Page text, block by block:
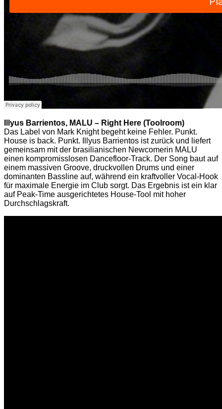
Illyus Barrientos, MALU – Right Here (Toolroom)
Das Label von Mark Knight begeht keine Fehler. Punkt.
House is back. Punkt. Illyus Barrientos ist zurück und liefert
gemeinsam mit der brasilianischen Newcomerin MALU
einen kompromisslosen Dancefloor-Track. Der Song baut auf
einem massiven Groove, druckvollen Drums und einer
dominanten Bassline auf, während ein kraftvoller Vocal-Hook
für maximale Energie im Club sorgt. Das Ergebnis ist ein klar
auf Peak-Time ausgerichtetes House-Tool mit hoher
Durchschlagskraft.